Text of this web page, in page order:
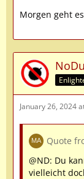
Morgen geht
January 26, 2024
Quote
@ND: Du
vielleicht